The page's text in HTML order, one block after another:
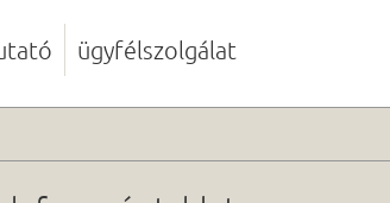
ügyfélszolgálat